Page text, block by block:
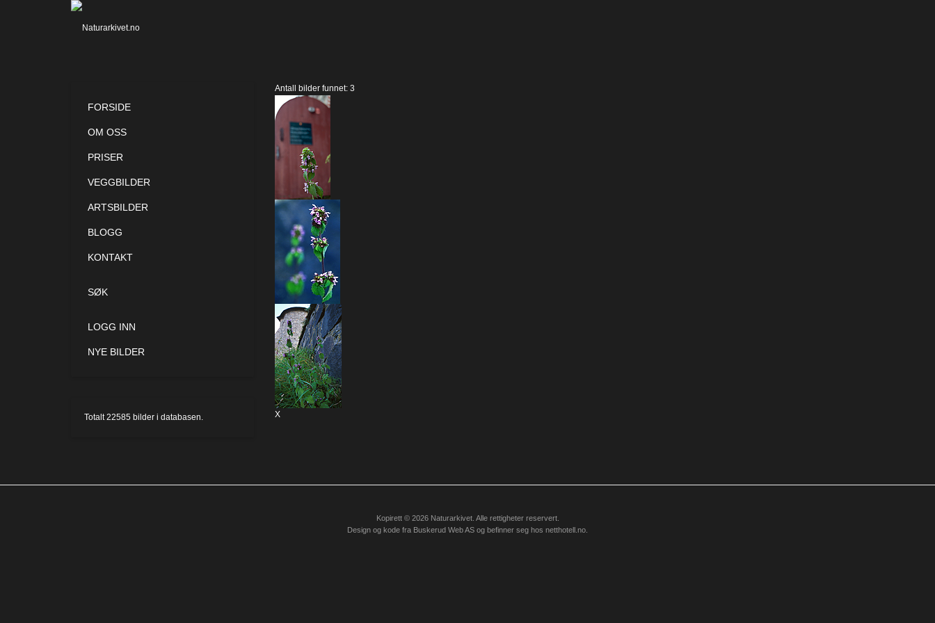
Antall bilder funnet: 3
X
FORSIDE
OM OSS
PRISER
VEGGBILDER
ARTSBILDER
BLOGG
KONTAKT
SØK
LOGG INN
NYE BILDER
Totalt22585 bilder i databasen.
Kopirett © 2026 Naturarkivet. Alle rettigheter reservert.
Design og kode fra Buskerud Web AS og befinner seg hos netthotell.no